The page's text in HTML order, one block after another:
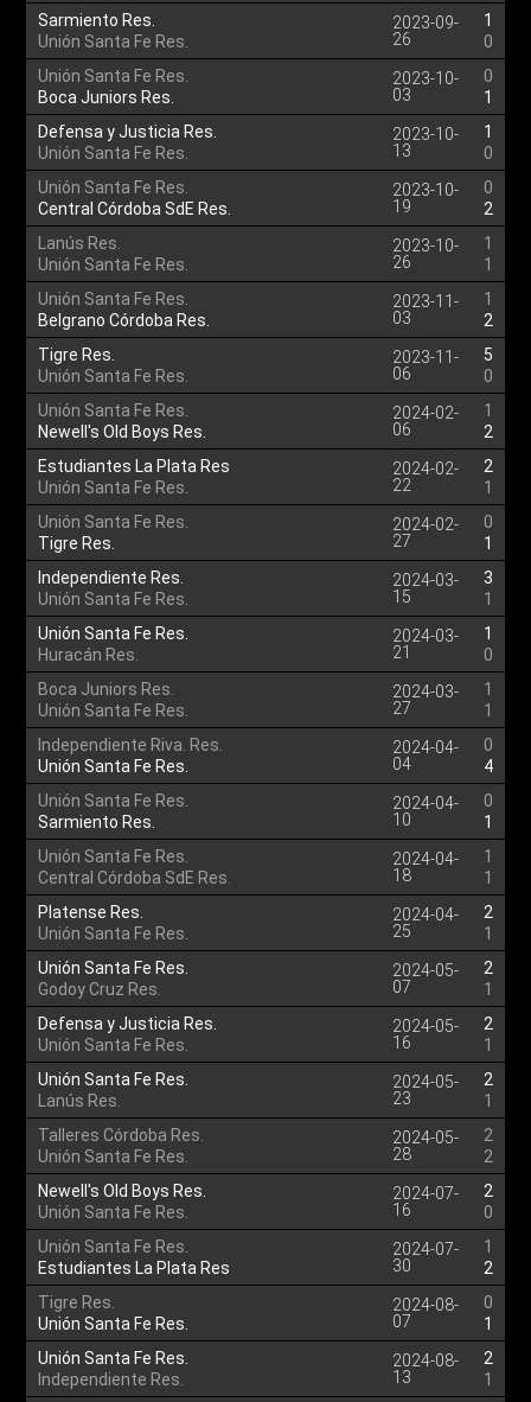
Sarmiento Res.
Unión Santa Fe Res.
2023-09-
26
1
0
Unión Santa Fe Res.
Boca Juniors Res.
2023-10-
03
0
1
Defensa y Justicia Res.
Unión Santa Fe Res.
2023-10-
13
1
0
Unión Santa Fe Res.
Central Córdoba SdE Res.
2023-10-
19
0
2
Lanús Res.
Unión Santa Fe Res.
2023-10-
26
1
1
Unión Santa Fe Res.
Belgrano Córdoba Res.
2023-11-
03
1
2
Tigre Res.
Unión Santa Fe Res.
2023-11-
06
5
0
Unión Santa Fe Res.
Newell's Old Boys Res.
2024-02-
06
1
2
Estudiantes La Plata Res
Unión Santa Fe Res.
2024-02-
22
2
1
Unión Santa Fe Res.
Tigre Res.
2024-02-
27
0
1
Independiente Res.
Unión Santa Fe Res.
2024-03-
15
3
1
Unión Santa Fe Res.
Huracán Res.
2024-03-
21
1
0
Boca Juniors Res.
Unión Santa Fe Res.
2024-03-
27
1
1
Independiente Riva. Res.
Unión Santa Fe Res.
2024-04-
04
0
4
Unión Santa Fe Res.
Sarmiento Res.
2024-04-
10
0
1
Unión Santa Fe Res.
Central Córdoba SdE Res.
2024-04-
18
1
1
Platense Res.
Unión Santa Fe Res.
2024-04-
25
2
1
Unión Santa Fe Res.
Godoy Cruz Res.
2024-05-
07
2
1
Defensa y Justicia Res.
Unión Santa Fe Res.
2024-05-
16
2
1
Unión Santa Fe Res.
Lanús Res.
2024-05-
23
2
1
Talleres Córdoba Res.
Unión Santa Fe Res.
2024-05-
28
2
2
Newell's Old Boys Res.
Unión Santa Fe Res.
2024-07-
16
2
0
Unión Santa Fe Res.
Estudiantes La Plata Res
2024-07-
30
1
2
Tigre Res.
Unión Santa Fe Res.
2024-08-
07
0
1
Unión Santa Fe Res.
Independiente Res.
2024-08-
13
2
1